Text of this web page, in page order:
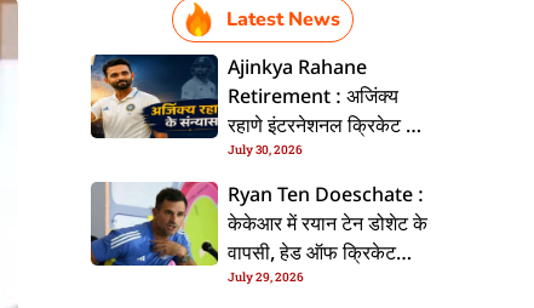
Latest News
Ajinkya Rahane
Retirement : अजिंक्य
रहाणे इंटरनेशनल क्रिकेट से
ललें संन्यास, सोशल मीडिया
पs पोस्ट कs के कइलें एलान
July 30, 2026
Ryan Ten Doeschate :
केकेआर में रयान टेन डोशेट के
वापसी, हेड ऑफ क्रिकेट
स्ट्रेटजी के जिम्मेदारी संभरिहें
July 29, 2026